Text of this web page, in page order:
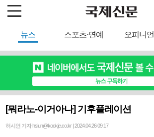
뉴스 스포츠·연예 오피니언
[뭐라노-이거아나] 기후플레이션
허시언 기자 hsiun@kookje.co.kr | 2024.04.26 09:17